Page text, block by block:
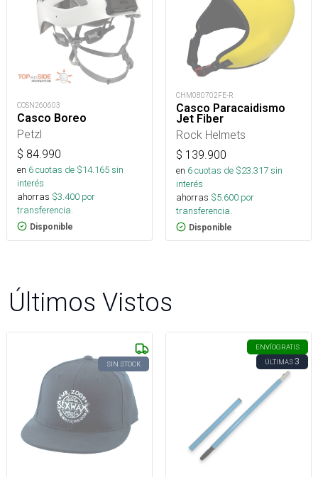
COSN260603
Casco Boreo
Petzl
$ 84.990
en 6cuotas de $14.165sin
interés
ahorras $3.400 por
transferencia.
Disponible
CHM080702FE-R
Casco Paracaidismo
Jet Fiber
Rock Helmets
$ 139.900
en 6cuotas de $23.317sin
interés
ahorras $5.600 por
transferencia.
Disponible
Últimos Vistos
SIN STOCK
ENVÍOGRATIS
ÚLTIMAS3